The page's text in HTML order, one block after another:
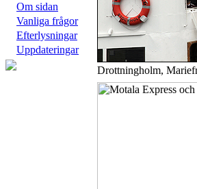
Om sidan
Vanliga frågor
Efterlysningar
Uppdateringar
Drottningholm,